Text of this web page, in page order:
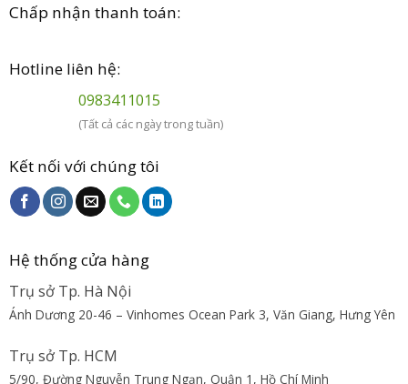
Chấp nhận thanh toán:
Hotline liên hệ:
0983411015
(Tất cả các ngày trong tuần)
Kết nối với chúng tôi
Hệ thống cửa hàng
Trụ sở Tp. Hà Nội
Ánh Dương 20-46 – Vinhomes Ocean Park 3, Văn Giang, Hưng Yên
Trụ sở Tp. HCM
5/90, Đường Nguyễn Trung Ngạn, Quận 1, Hồ Chí Minh